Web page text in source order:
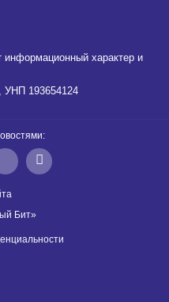
информационный характер и
УНП 193654124
Бит»